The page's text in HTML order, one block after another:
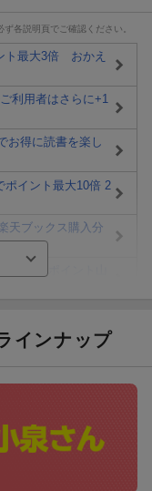
各説明頁でご確認ください。
ト最大3倍 おかえ
利用者はさらに+1
お得に読書を楽し
ポイント最大10倍 2
天ブックス購入分
円OFFクーポン
インナップ